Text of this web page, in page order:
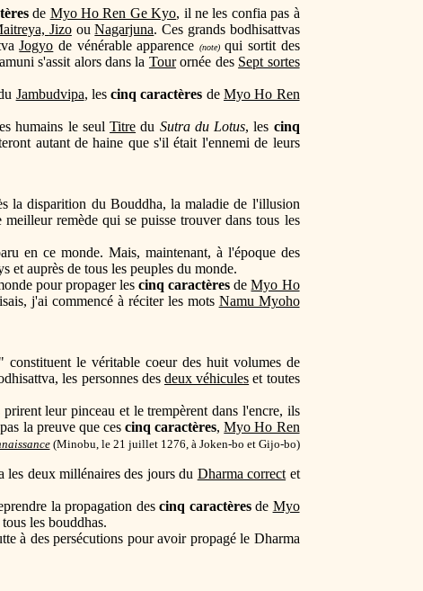
de Myo Ho Ren Ge Kyo, il ne les confia pas à
JizoouNagarjuna. Ces grands bodhisattvas
Jogyo de vénérable apparence (note)qui sortit des
s'assit alors dans la Tourornée des Sept sortes
Jambudvipa, lescinq caractères de Myo Ho Ren
humains le seulTitre du Sutra du Lotus, les cinq
autant de haine que s'il était l'ennemi de leurs
la disparition du Bouddha, la maladie de l'illusion
meilleur remède qui se puisse trouver dans tous les
en ce monde. Mais, maintenant, à l'époque des
et auprès de tous les peuples du monde.
pour propager lescinq caractères deMyo Ho
j'ai commencé à réciter les mots Namu Myoho
" constituent le véritable coeur des huit volumes de
les personnes des deux véhicules et toutes
prirent leur pinceau et le trempèrent dans l'encre, ils
la preuve que cescinq caractères,Myo Ho Ren
(Minobu, le 21 juillet 1276, à Joken-bo et Gijo-bo)
les deux millénaires des jours du Dharma correct et
la propagation descinq caractèresde Myo
tous les bouddhas.
à des persécutions pour avoir propagé le Dharma